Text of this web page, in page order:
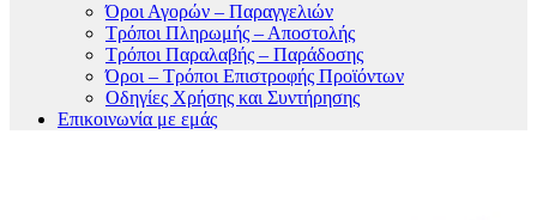
Όροι Αγορών – Παραγγελιών
Τρόποι Πληρωμής – Αποστολής
Τρόποι Παραλαβής – Παράδοσης
Όροι – Τρόποι Επιστροφής Προϊόντων
Οδηγίες Χρήσης και Συντήρησης
Επικοινωνία με εμάς